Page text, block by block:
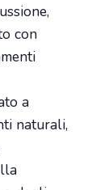
con
a
naturali,